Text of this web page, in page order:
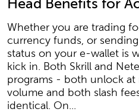
Head Benefits for
Whether you are trading
currency funds, or
status on your e-wallet is
kick in. Both Skrill and
programs - both unlock at
volume and both slash
identical. On...